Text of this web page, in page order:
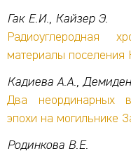
Гак Е.И., Кайзер Э.
Радиоуглеродная
материалы
Кадиева А.А.,
Два неординарных
эпохи на могильнике
Родинкова В.Е.